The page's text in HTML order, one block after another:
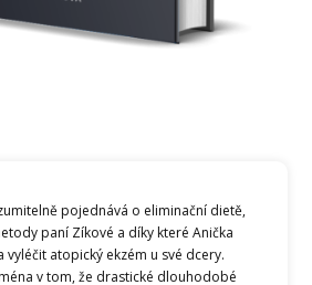
pojednává o eliminační dietě,
paní Zíkové a díky které Anička
vyléčit atopický ekzém u své dcery.
v tom, že drastické dlouhodobé